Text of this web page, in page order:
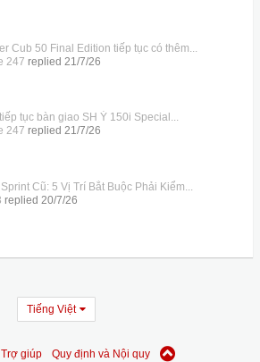
Cub 50 Final Edition tiếp tục có thêm...
247 replied 21/7/26
tục bàn giao SH Ý 150i Special...
247 replied 21/7/26
Cũ: 5 Vị Trí Bắt Buộc Phải Kiểm...
replied 20/7/26
Tiếng Việt
Trợ giúp Quy định và Nội quy